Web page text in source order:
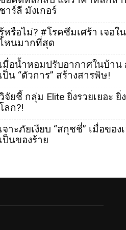
าร์ลี มังเกอร์
หรือไม่? #โรคซึมเศร้า เจอใ
หนมากที่สุด
มื่อน้ำหอมปรับอากาศในบ้าน
ป็น “ตัวการ” สร้างสารพิษ!
จัยชี้ กลุ่ม Elite ยิ่งรวยเยอะ ยิ่
ลก?!
จาะภัยเงียบ “สกุชชี่” เมื่อของ
ป็นของร้าย